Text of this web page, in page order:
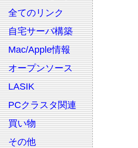
全てのリンク
自宅サーバ構築
Mac/Apple情報
オープンソース
LASIK
PCクラスタ関連
買い物
その他